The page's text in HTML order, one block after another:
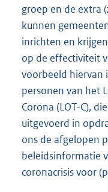
groep en de extra
kunnen
inrichten en
op de effectiviteit
voorbeeld hiervan
personen van het
Corona (LOT-C),
uitgevoerd in
ons de afgelopen
beleidsinformatie
coronacrisis voor